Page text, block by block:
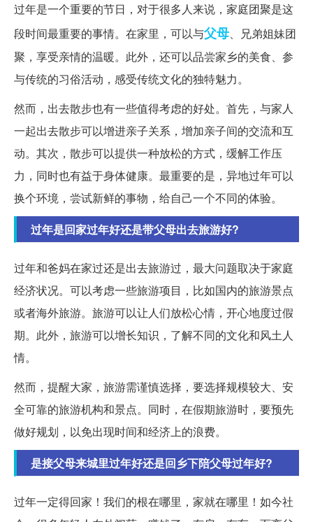
过年是一个重要的节日，对于很多人来说，家庭团聚是这
段时间最重要的事情。在家里，可以与父母、兄弟姐妹团
聚，享受亲情的温暖。此外，还可以品尝家乡的美食、参
与传统的习俗活动，感受传统文化的独特魅力。
然而，出去散步也有一些值得考虑的好处。首先，与家人
一起出去散步可以增进亲子关系，增加亲子间的交流和互
动。其次，散步可以提供一种放松的方式，缓解工作压
力，同时也有益于身体健康。最重要的是，异地过年可以
换个环境，尝试新鲜的事物，给自己一个不同的体验。
过年是回家过年好还是带父母出去旅游好?
过年和爸妈在家过还是出去旅游过，最大问题取决于家庭
经济状况。可以考虑一些旅游项目，比如国内的旅游景点
或者海外旅游。旅游可以让人们放松心情，开心地度过假
期。此外，旅游可以增长知识，了解不同的文化和风土人
情。
然而，提醒大家，旅游需谨慎选择，要选择规模较大、安
全可靠的旅游机构和景点。同时，在假期旅游时，要预先
做好规划，以免出现时间和经济上的浪费。
是接父母来城里过年好还是回乡下陪父母过年好?
过年一定得回家！我们的根在哪里，家就在哪里！如今社